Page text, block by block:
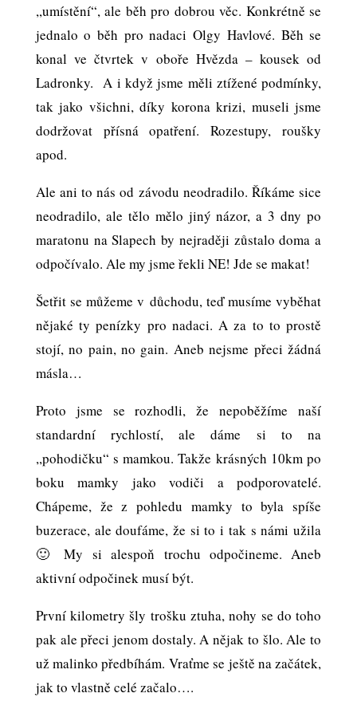
,,umístění“, ale běh pro dobrou věc. Konkrétně se
jednalo o běh pro nadaci Olgy Havlové. Běh se
konal ve čtvrtek v oboře Hvězda – kousek od
Ladronky. A i když jsme měli ztížené podmínky,
tak jako všichni, díky korona krizi, museli jsme
dodržovat přísná opatření. Rozestupy, roušky
apod.
Ale ani to nás od závodu neodradilo. Říkáme sice
neodradilo, ale tělo mělo jiný názor, a 3 dny po
maratonu na Slapech by nejraději zůstalo doma a
odpočívalo. Ale my jsme řekli NE! Jde se makat!
Šetřit se můžeme v důchodu, teď musíme vyběhat
nějaké ty penízky pro nadaci. A za to to prostě
stojí, no pain, no gain. Aneb nejsme přeci žádná
másla…
Proto jsme se rozhodli, že nepoběžíme naší
standardní rychlostí, ale dáme si to na
,,pohodičku“ s mamkou. Takže krásných 10km po
boku mamky jako vodiči a podporovatelé.
Chápeme, že z pohledu mamky to byla spíše
buzerace, ale doufáme, že si to i tak s námi užila
🙂 My si alespoň trochu odpočineme. Aneb
aktivní odpočinek musí být.
První kilometry šly trošku ztuha, nohy se do toho
pak ale přeci jenom dostaly. A nějak to šlo. Ale to
už malinko předbíhám. Vraťme se ještě na začátek,
jak to vlastně celé začalo….